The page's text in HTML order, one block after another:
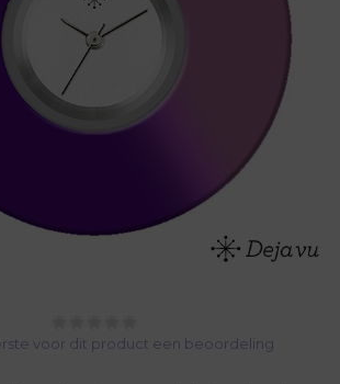
voor dit product een beoordeling